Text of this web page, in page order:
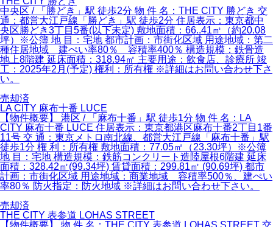
中央区 / 「勝どき」駅 徒歩2分 物 件 名：THE CITY 勝どき 交
通：都営大江戸線「勝どき」駅 徒歩2分 住居表示：東京都中
央区勝どき3丁目5番(以下未定) 敷地面積：66..41㎡（約20.08
坪）※公簿 地 目：宅地 都市計画：市街化区域 用途地域：第二
種住居地域 建ぺい率80％ 容積率400％ 構造規模：鉄骨造
地上8階建 延床面積：318.94㎡ 主要用途：飲食店、診療所 竣
工：2025年2月(予定) 権利：所有権 ※詳細はお問い合わせ下さ
い。
売却済
LA CITY 麻布十番 LUCE
【物件概要】 港区 / 「麻布十番」駅 徒歩1分 物 件 名：LA
CITY 麻布十番 LUCE 住居表示：東京都港区麻布十番2丁目1番
11号 交 通：東京メトロ南北線、都営大江戸線「麻布十番」駅
徒歩1分 権 利：所有権 敷地面積：77.05㎡（23.30坪）※公簿
地 目：宅地 構造規模：鉄筋コンクリート造陸屋根6階建 延床
面積：328.42㎡(99.34坪) 賃貸面積：299.81㎡ (90.69坪) 都市
計画：市街化区域 用途地域：商業地域 容積率500％、建ぺい
率80％ 防火指定：防火地域 ※詳細はお問い合わせ下さい。
売却済
THE CITY 表参道 LOHAS STREET
【物件概要】 物 件 名：THE CITY 表参道 LOHAS STREET 交